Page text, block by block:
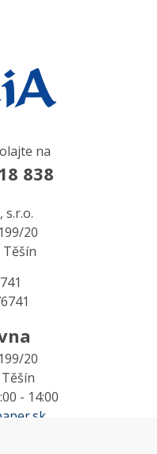
na
838
s.r.o.
20
Těšín
20
- 14:00